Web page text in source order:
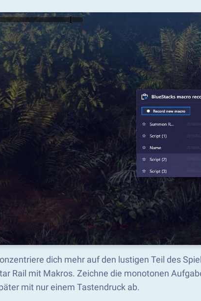
dich mehr auf den lustigen Teil des
Rail mit Makros. Zeichne die monotonen
mit nur einem Tastendruck ab.